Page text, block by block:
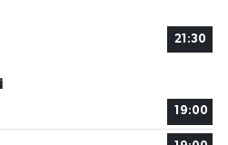
21:30
19:00